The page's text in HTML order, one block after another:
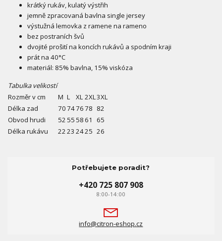
krátký rukáv, kulatý výstřih
jemně zpracovaná bavlna single jersey
výstužná lemovka z ramene na rameno
bez postraních švů
dvojité prošití na koncích rukávů a spodním kraji
prát na 40°C
materiál: 85% bavlna, 15% viskóza
Tabulka velikostí
Rozměr v cm
M L XL 2XL3XL
Délka zad
70747678 82
Obvod hrudi
52 55 58 61
65
Délka rukávu
2223 2425 26
Potřebujete poradit?
+420 725 807 908
8:00-14:00
info@citron-eshop.cz